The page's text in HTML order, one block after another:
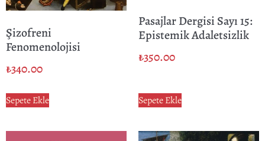
Şizofreni
Fenomenolojisi
₺340.00
Sepete Ekle
Pasajlar Dergisi Sayı 15:
Epistemik Adaletsizlik
₺350.00
Sepete Ekle